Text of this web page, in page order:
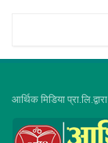
आर्थिक मिडिया